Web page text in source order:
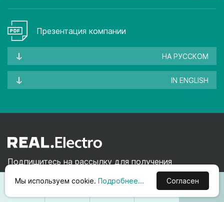
Презентация компании
НА РУССКОМ
IN ENGLISH
Подпишитесь на рассылку для получения
Мы используем cookie. Подробнее... Согласен